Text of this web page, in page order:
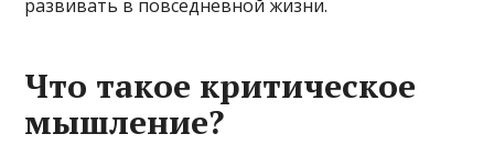
развивать в повседневной жизни.
Что такое критическое
мышление?